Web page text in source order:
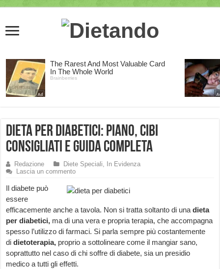
Dieta per diabetici: piano, cibi
consigliati e guida completa
Redazione Diete Speciali,
In Evidenza
Lascia un commento
Il diabete può
essere
efficacemente anche a tavola. Non si tratta soltanto di unadieta
per diabetici, ma di una vera e propria terapia, che accompagna
spesso l’utilizzo di farmaci. Si parla sempre più costantemente
didietoterapia, proprio a sottolineare come il mangiar sano,
soprattutto nel caso di chi soffre di diabete, sia un presidio
medico a tutti gli effetti.